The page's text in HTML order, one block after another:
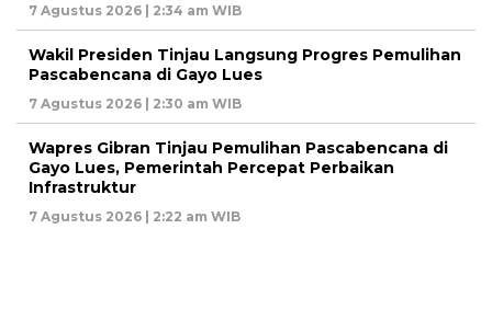
7 Agustus 2026 | 2:34 am WIB
Wakil Presiden Tinjau Langsung Progres Pemulihan
Pascabencana di Gayo Lues
7 Agustus 2026 | 2:30 am WIB
Wapres Gibran Tinjau Pemulihan Pascabencana di
Gayo Lues, Pemerintah Percepat Perbaikan
Infrastruktur
7 Agustus 2026 | 2:22 am WIB